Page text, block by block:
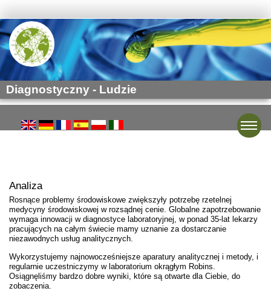
Diagnostyczny - Ludzie
Analiza
Rosnące problemy środowiskowe zwiększyły potrzebę rzetelnej
medycyny środowiskowej w rozsądnej cenie. Globalne zapotrzebowanie
wymaga innowacji w diagnostyce laboratoryjnej, w ponad 35-lat lekarzy
pracujących na całym świecie mamy uznanie za dostarczanie
niezawodnych usług analitycznych.
Wykorzystujemy najnowocześniejsze aparatury analitycznej i metody, i
regularnie uczestniczymy w laboratorium okrągłym Robins.
Osiągnęliśmy bardzo dobre wyniki, które są otwarte dla Ciebie, do
zobaczenia.